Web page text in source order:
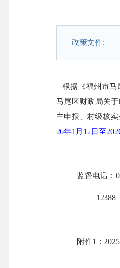
政策文件:
根据《福州市马
马尾区财政局关
主申报、村级核
26年1月 12 日至
监督电话：
12388
附件1：2025